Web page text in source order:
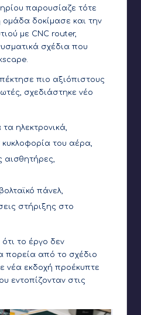
παρουσίαζε τότε
δοκίμασε και την
με CNC router,
σχέδια που
πιο αξιόπιστους
σχεδιάστηκε νέο
τα ηλεκτρονικά,
κυκλοφορία του αέρα,
αισθητήρες,
πάνελ,
στήριξης στο
ότι το έργο δεν
πορεία από το σχέδιο
νέα εκδοχή προέκυπτε
εντοπίζονταν στις